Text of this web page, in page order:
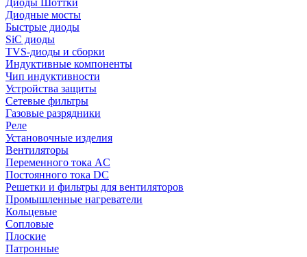
Диоды Шоттки
Диодные мосты
Быстрые диоды
SiC диоды
TVS-диоды и сборки
Индуктивные компоненты
Чип индуктивности
Устройства защиты
Сетевые фильтры
Газовые разрядники
Реле
Установочные изделия
Вентиляторы
Переменного тока AC
Постоянного тока DC
Решетки и фильтры для вентиляторов
Промышленные нагреватели
Кольцевые
Сопловые
Плоские
Патронные